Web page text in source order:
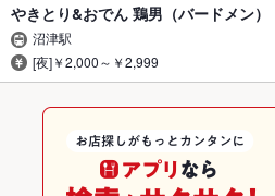
やきとり&おでん 鶏男（バードメン）
沼津駅
[夜]￥2,000～￥2,999